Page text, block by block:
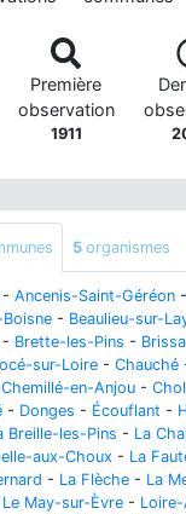
Première
observation
1911
5 organismes
- Ancenis-Saint-Géréon -
- Beaulieu-sur-
- Brette-les-Pins -
sur-Loire - Chauché
Chemillé-en-Anjou -
- Donges - Écouflant -
Breille-les-Pins - La
aux-Choux - La
- La Flèche - La
Le May-sur-Èvre -